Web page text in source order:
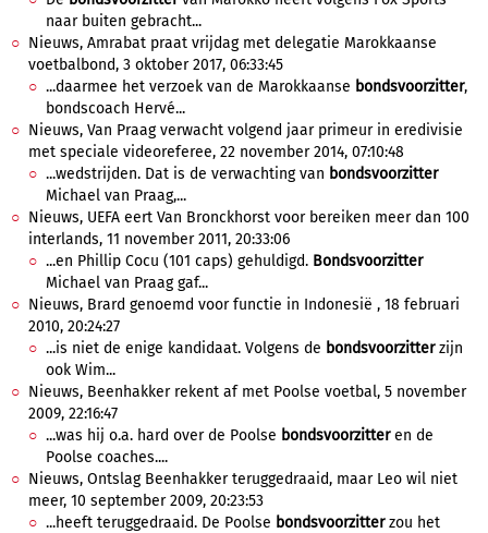
naar buiten gebracht...
Nieuws, Amrabat praat vrijdag met delegatie Marokkaanse
voetbalbond, 3 oktober 2017, 06:33:45
...daarmee het verzoek van de Marokkaanse bondsvoorzitter,
bondscoach Hervé...
Nieuws, Van Praag verwacht volgend jaar primeur in eredivisie
met speciale videoreferee, 22 november 2014, 07:10:48
...wedstrijden. Dat is de verwachting van bondsvoorzitter
Michael van Praag,...
Nieuws, UEFA eert Van Bronckhorst voor bereiken meer dan 100
interlands, 11 november 2011, 20:33:06
...en Phillip Cocu (101 caps) gehuldigd. Bondsvoorzitter
Michael van Praag gaf...
Nieuws, Brard genoemd voor functie in Indonesië , 18 februari
2010, 20:24:27
...is niet de enige kandidaat. Volgens de bondsvoorzitterzijn
ook Wim...
Nieuws, Beenhakker rekent af met Poolse voetbal, 5 november
2009, 22:16:47
...was hij o.a. hard over de Poolse bondsvoorzitteren de
Poolse coaches....
Nieuws, Ontslag Beenhakker teruggedraaid, maar Leo wil niet
meer, 10 september 2009, 20:23:53
...heeft teruggedraaid. De Poolse bondsvoorzitterzou het